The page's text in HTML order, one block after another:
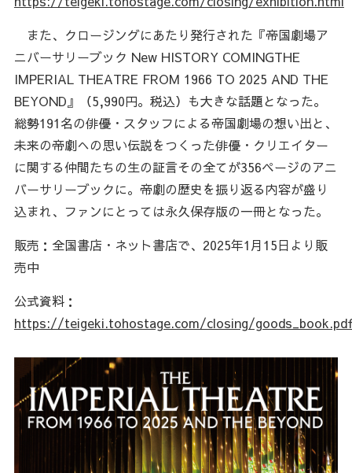
また、クロージングにあたり発行された『帝国劇場ア
ニバーサリーブック New HISTORY COMINGTHE
IMPERIAL THEATRE FROM 1966 TO 2025 AND THE
BEYOND』（5,990円。税込）も大きな話題となった。
総勢191名の俳優・スタッフによる帝国劇場の想い出と、
未来の帝劇への思い伝説をつくった俳優・クリエイター
に関する仲間たちの生の証言その全てが356ページのアニ
バーサリーブックに。帝劇の歴史を振り返る内容が盛り
込まれ、ファンにとっては永久保存版の一冊となった。
販売：全国書店・ネット書店で、2025年1月15日より販
売中
公式資料：
https://teigeki.tohostage.com/closing/